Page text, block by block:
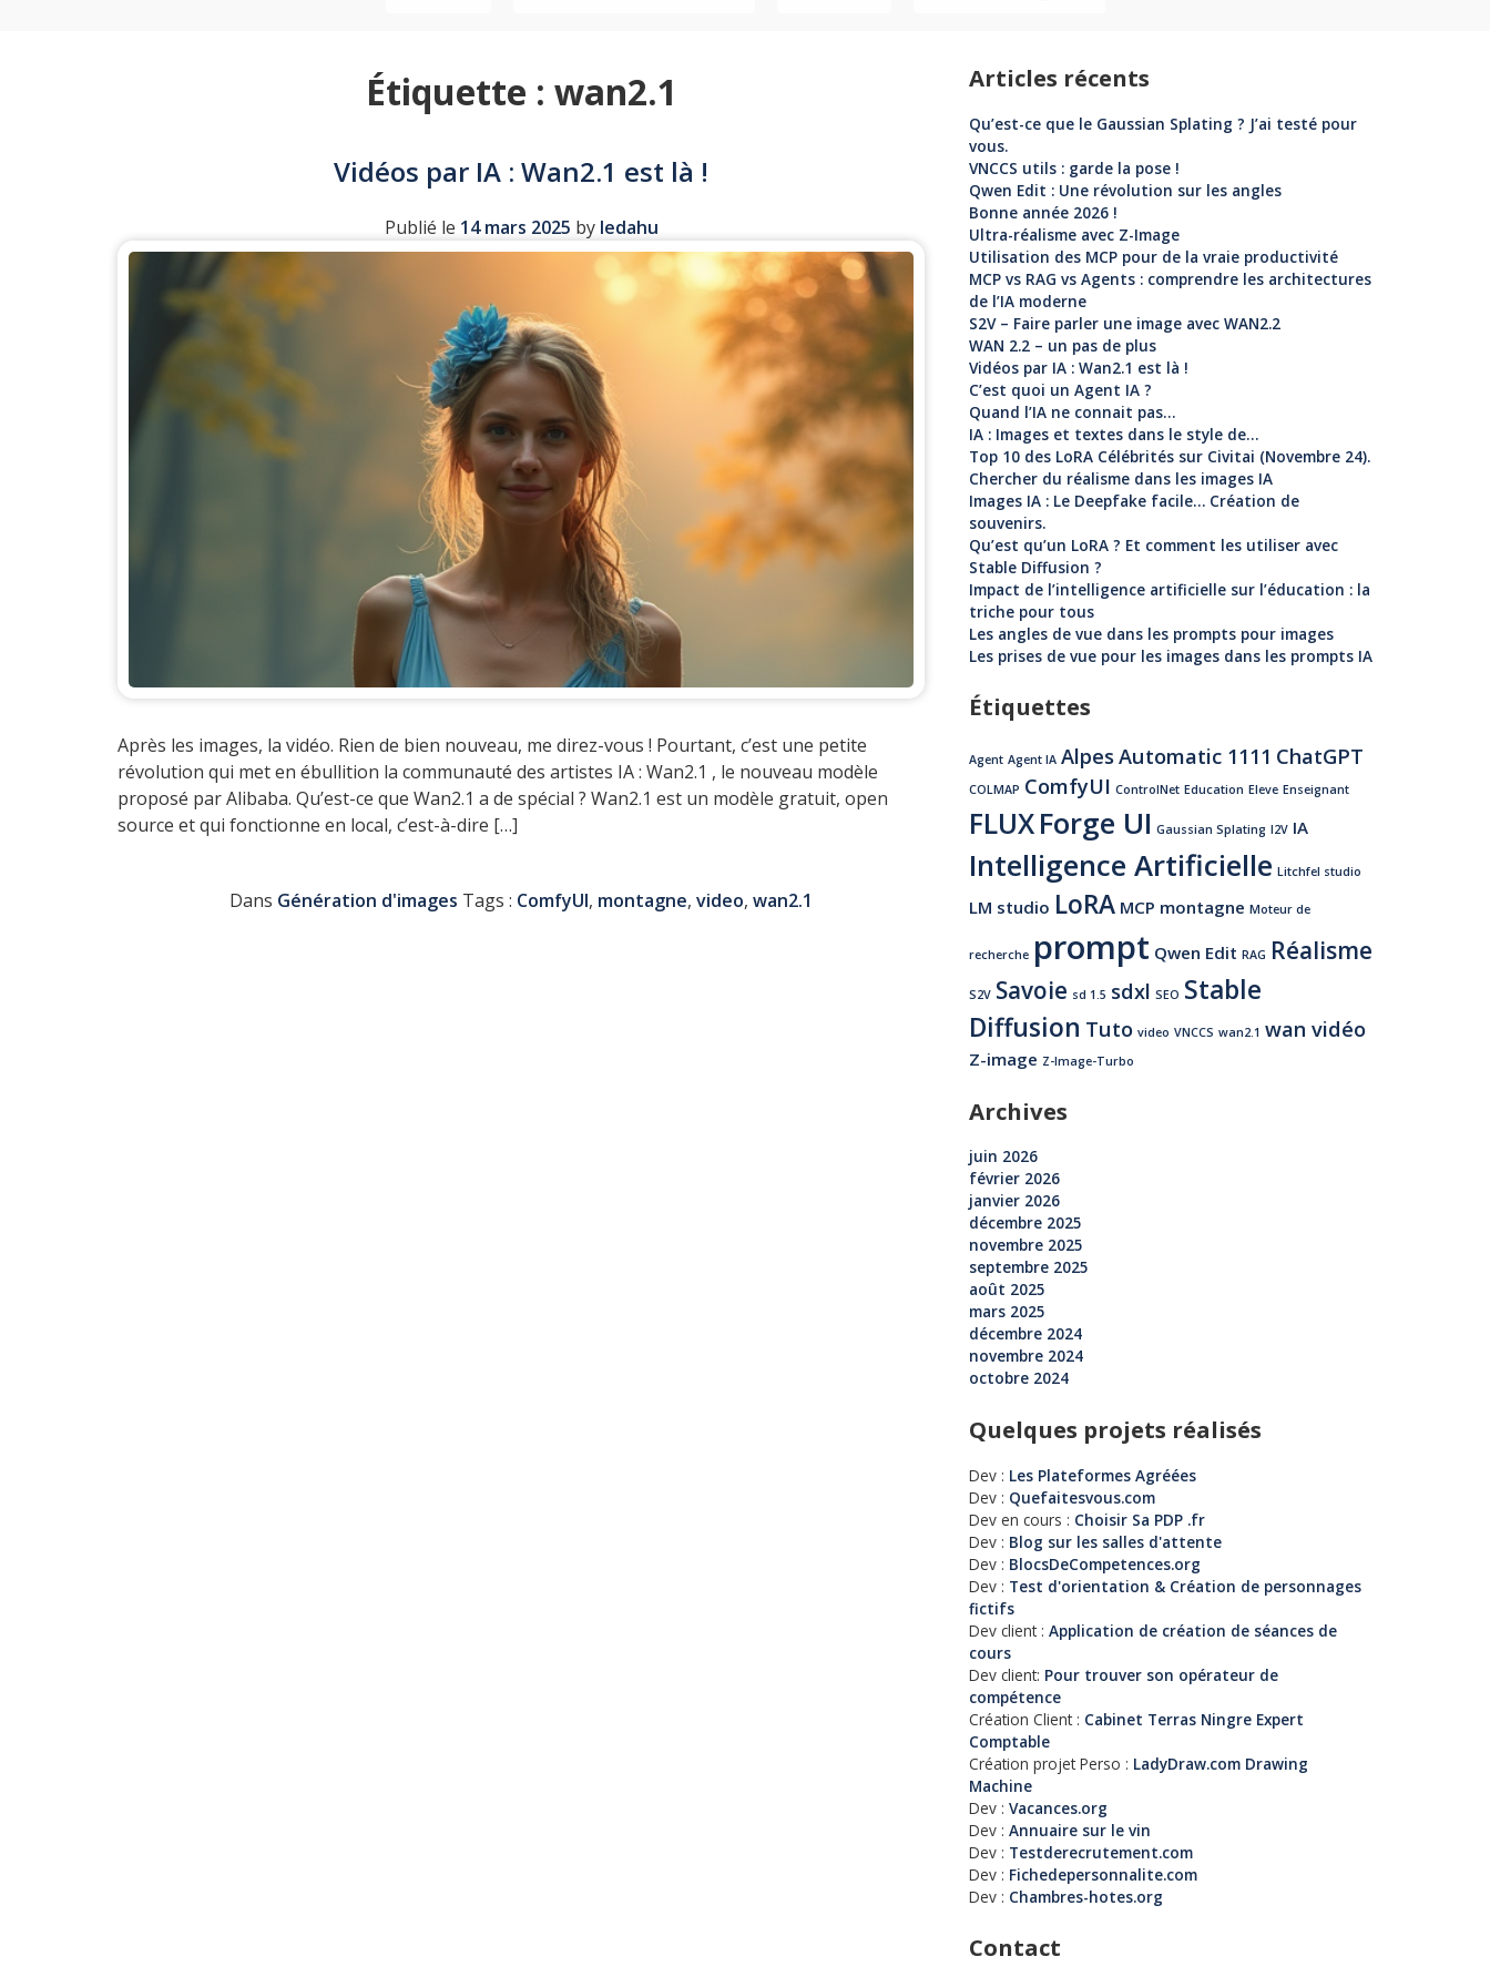
Étiquette : wan2.1
Vidéos par IA : Wan2.1 est là !
Publié le 14 mars 2025 by ledahu
Après les images, la vidéo. Rien de bien nouveau, me direz-vous ! Pourtant, c’est une petite
révolution qui met en ébullition la communauté des artistes IA : Wan2.1 , le nouveau modèle
proposé par Alibaba. Qu’est-ce que Wan2.1 a de spécial ? Wan2.1 est un modèle gratuit, open
source et qui fonctionne en local, c’est-à-dire […]
Dans Génération d'images Tags : ComfyUI, montagne, video, wan2.1
Articles récents
Qu’est-ce que le Gaussian Splating ? J’ai testé pour
vous.
VNCCS utils : garde la pose !
Qwen Edit : Une révolution sur les angles
Bonne année 2026 !
Ultra-réalisme avec Z-Image
Utilisation des MCP pour de la vraie productivité
MCP vs RAG vs Agents : comprendre les architectures
de l’IA moderne
S2V – Faire parler une image avec WAN2.2
WAN 2.2 – un pas de plus
Vidéos par IA : Wan2.1 est là !
C’est quoi un Agent IA ?
Quand l’IA ne connait pas…
IA : Images et textes dans le style de…
Top 10 des LoRA Célébrités sur Civitai (Novembre 24).
Chercher du réalisme dans les images IA
Images IA : Le Deepfake facile… Création de
souvenirs.
Qu’est qu’un LoRA ? Et comment les utiliser avec
Stable Diffusion ?
Impact de l’intelligence artificielle sur l’éducation : la
triche pour tous
Les angles de vue dans les prompts pour images
Les prises de vue pour les images dans les prompts IA
Étiquettes
Agent Agent IA AlpesAutomatic 1111 ChatGPT
COLMAP ComfyUI ControlNet Education Eleve Enseignant
FLUXForge UI Gaussian Splating I2V IA
Intelligence Artificielle Litchfel studio
LM studio LoRA MCP montagne Moteur de
recherche prompt Qwen Edit RAG Réalisme
S2V Savoie sd 1.5 sdxl SEO Stable
Diffusion Tuto video VNCCS wan2.1 wan vidéo
Z-image Z-Image-Turbo
Archives
juin 2026
février 2026
janvier 2026
décembre 2025
novembre 2025
septembre 2025
août 2025
mars 2025
décembre 2024
novembre 2024
octobre 2024
Quelques projets réalisés
Dev : Les Plateformes Agréées
Dev : Quefaitesvous.com
Dev en cours : Choisir Sa PDP .fr
Dev : Blog sur les salles d'attente
Dev : BlocsDeCompetences.org
Dev : Test d'orientation & Création de personnages
fictifs
Dev client : Application de création de séances de
cours
Dev client: Pour trouver son opérateur de
compétence
Création Client : Cabinet Terras Ningre Expert
Comptable
Création projet Perso : LadyDraw.com Drawing
Machine
Dev : Vacances.org
Dev : Annuaire sur le vin
Dev : Testderecrutement.com
Dev : Fichedepersonnalite.com
Dev : Chambres-hotes.org
Contact